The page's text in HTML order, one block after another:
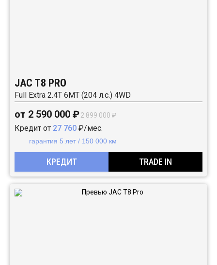
JAC T8 PRO
Full Extra 2.4T 6MT (204 л.с.) 4WD
от 2 590 000 ₽2 899 000 ₽
Кредит от 27 760 ₽/мес.
гарантия 5 лет / 150 000 км
КРЕДИТ TRADE IN